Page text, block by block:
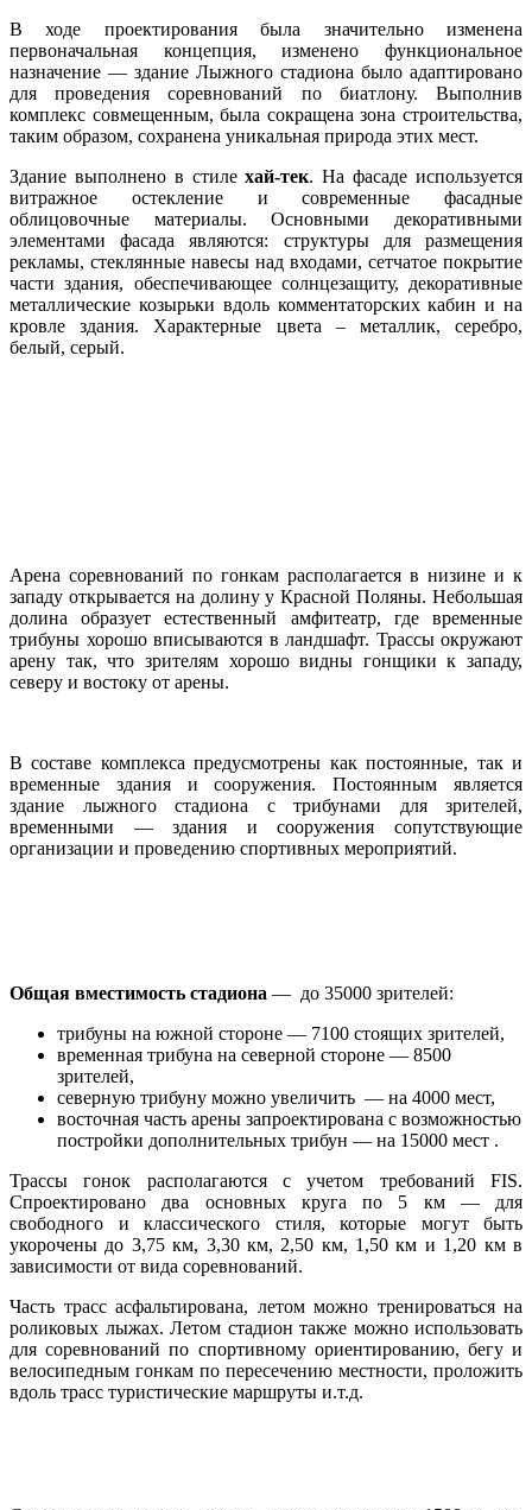
В ходе проектирования была значительно изменена
первоначальная концепция, изменено функциональное
назначение — здание Лыжного стадиона было адаптировано
для проведения соревнований по биатлону. Выполнив
комплекс совмещенным, была сокращена зона строительства,
таким образом, сохранена уникальная природа этих мест.
Здание выполнено в стилехай-тек. На фасаде используется
витражное остекление и современные фасадные
облицовочные материалы. Основными декоративными
элементами фасада являются: структуры для размещения
рекламы, стеклянные навесы над входами, сетчатое покрытие
части здания, обеспечивающее солнцезащиту, декоративные
металлические козырьки вдоль комментаторских кабин и на
кровле здания. Характерные цвета – металлик, серебро,
белый, серый.
Арена соревнований по гонкам располагается в низине и к
западу открывается на долину у Красной Поляны. Небольшая
долина образует естественный амфитеатр, где временные
трибуны хорошо вписываются в ландшафт. Трассы окружают
арену так, что зрителям хорошо видны гонщики к западу,
северу и востоку от арены.
В составе комплекса предусмотрены как постоянные, так и
временные здания и сооружения. Постоянным является
здание лыжного стадиона с трибунами для зрителей,
временными — здания и сооружения сопутствующие
организации и проведению спортивных мероприятий.
Общая вместимость стадиона — до 35000 зрителей:
трибуны на южной стороне — 7100 стоящих зрителей,
временная трибуна на северной стороне — 8500
зрителей,
северную трибуну можно увеличить — на 4000 мест,
восточная часть арены запроектирована с возможностью
постройки дополнительных трибун — на 15000 мест .
Трассы гонок располагаются с учетом требований FIS.
Спроектировано два основных круга по 5 км — для
свободного и классического стиля, которые могут быть
укорочены до 3,75 км, 3,30 км, 2,50 км, 1,50 км и 1,20 км в
зависимости от вида соревнований.
Часть трасс асфальтирована, летом можно тренироваться на
роликовых лыжах. Летом стадион также можно использовать
для соревнований по спортивному ориентированию, бегу и
велосипедным гонкам по пересечению местности, проложить
вдоль трасс туристические маршруты и.т.д.